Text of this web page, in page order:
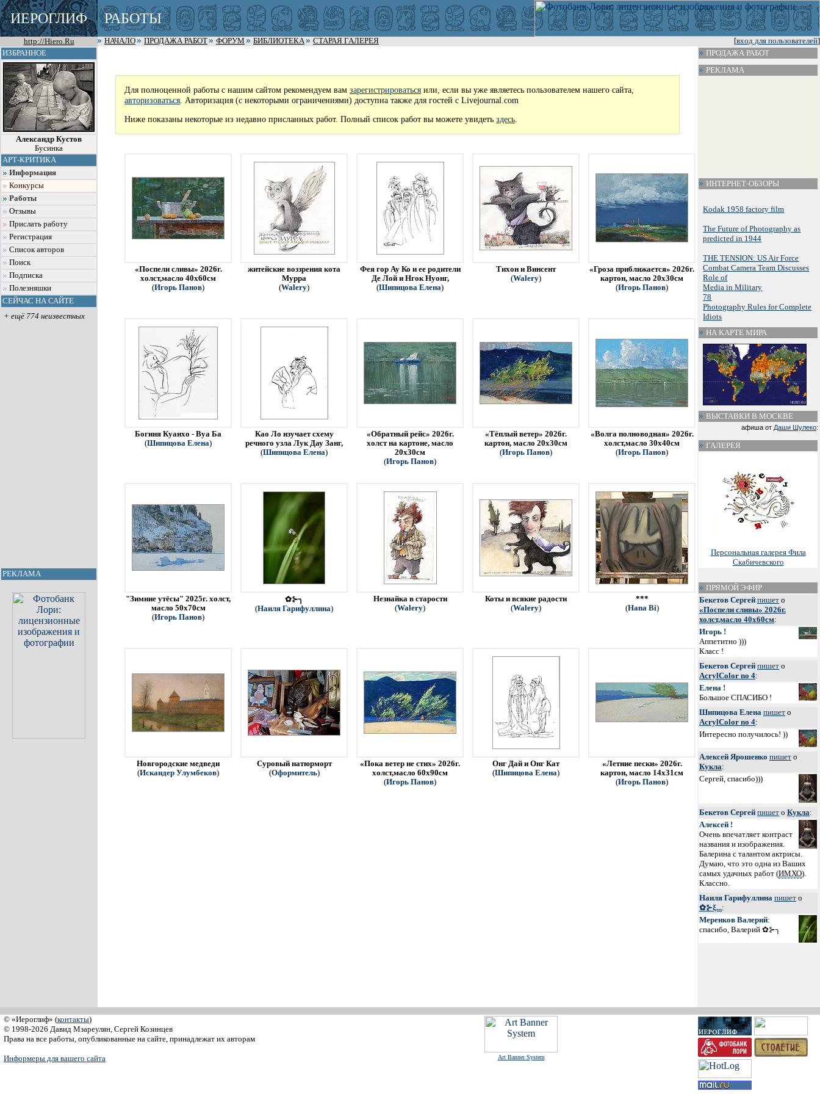
ИЕРОГЛИФ РАБОТЫ
http://Hiero.Ru [вход для пользователей]
НАЧАЛО ПРОДАЖА РАБОТ ФОРУМ БИБЛИОТЕКА
СТАРАЯ ГАЛЕРЕЯ
ИЗБРАННОЕ
Александр Кустов
Бусинка
АРТ-КРИТИКА
Информация
Конкурсы
Работы
Отзывы
Прислать работу
Регистрация
Список авторов
Поиск
Подписка
Полезняшки
СЕЙЧАС НА САЙТЕ
+ ещё 774 неизвестных
РЕКЛАМА
Для полноценной работы с нашим сайтом рекомендуем вамзарегистрироваться или, если вы уже являетесь пользователем нашего сайта,
авторизоваться . Авторизация (с некоторыми ограничениями) доступна также для гостей с Livejournal.com
Ниже показаны некоторые из недавно присланных работ. Полный список работ вы можете увидетьздесь.
«Поспели сливы» 2026г.
холст,масло 40х60см
(Игорь Панов)
житейские воззрения кота
Мурра
(Walery)
Фея гор Ау Ко и ее родители
Де Лой и Нгок Нуонг,
(Шипицова Елена)
Тихон и Винсент
(Walery)
«Гроза приближается» 2026г.
картон, масло 20х30см
(Игорь Панов)
Богиня Куанхо - Вуа Ба
(Шипицова Елена)
Као Ло изучает схему
речного узла Лук Дау Занг,
(Шипицова Елена)
«Обратный рейс» 2026г.
холст на картоне, масло
20х30см
(Игорь Панов)
«Тёплый ветер» 2026г.
картон, масло 20х30см
(Игорь Панов)
«Волга полноводная» 2026г.
холст,масло 30х40см
(Игорь Панов)
"Зимние утёсы" 2025г. холст,
масло 50х70см
(Игорь Панов)
✿⊱╮
(Наиля Гарифуллина)
Незнайка в старости
(Walery)
Коты и всякие радости
(Walery)
***
(Hana Bi)
Новгородские медведи
(Искандер Улумбеков)
Суровый натюрморт
(Оформитель)
«Пока ветер не стих» 2026г.
холст,масло 60х90см
(Игорь Панов)
Онг Дай и Онг Кат
(Шипицова Елена)
«Летние пески» 2026г.
картон, масло 14х31см
(Игорь Панов)
ПРОДАЖА РАБОТ
РЕКЛАМА
ИНТЕРНЕТ-ОБЗОРЫ
Kodak 1958 factory film
The Future of Photography as
predicted in 1944
THE TENSION: US Air Force
Combat Camera Team Discusses
Role of
Media in Military
78
Photography Rules for Complete
Idiots
НА КАРТЕ МИРА
ВЫСТАВКИ В МОСКВЕ
афиша от Даши Шулеко:
ГАЛЕРЕЯ
Персональная галерея Фила
Скабичевского
ПРЯМОЙ ЭФИР
Бекетов Сергей пишет о
«Поспели сливы» 2026г.
холст,масло 40х60см:
Игорь !
Аппетитно )))
Класс !
Бекетов Сергей пишет о
AcrylColor no 4:
Елена !
Большое СПАСИБО !
Шипицова Елена пишет о
AcrylColor no 4:
Интересно получилось! ))
Алексей Ярошенко пишет о
Кукла:
Сергей, спасибо)))
Бекетов Сергей пишет о Кукла:
Алексей !
Очень впечатляет контраст
названия и изображения.
Балерина с талантом актрисы.
Думаю, что это одна из Ваших
самых удачных работ (ИМХО).
Классно.
Наиля Гарифуллина пишет о
✿⊱ξ...:
Меренков Валерий:
спасибо, Валерий ✿⊱╮
© «Иероглиф» (контакты)
© 1998-2026 Давид Мзареулян, Сергей Козинцев
Права на все работы, опубликованные на сайте, принадлежат их авторам
Информеры для вашего сайта Art Banner System